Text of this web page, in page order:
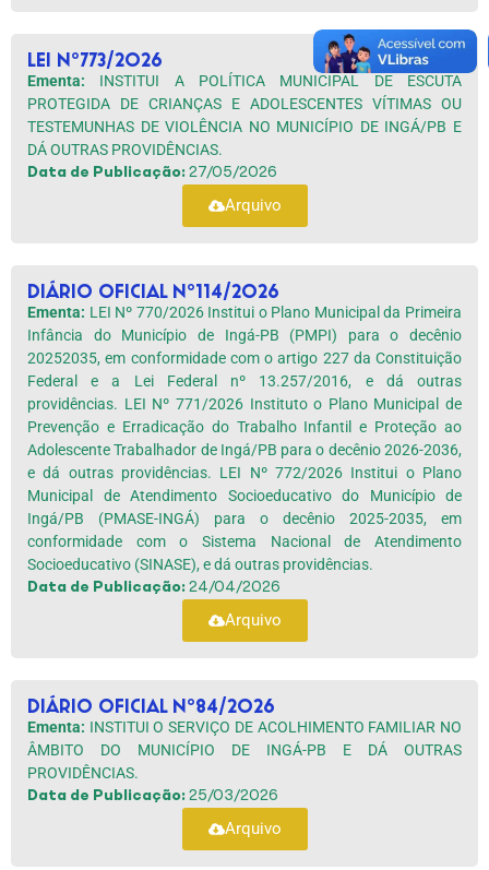
LEI Nº773/2026
Ementa: INSTITUI A POLÍTICA MUNICIPAL DE ESCUTA
PROTEGIDA DE CRIANÇAS E ADOLESCENTES VÍTIMAS OU
TESTEMUNHAS DE VIOLÊNCIA NO MUNICÍPIO DE INGÁ/PB E
DÁ OUTRAS PROVIDÊNCIAS.
Data de Publicação: 27/05/2026
Arquivo
DIÁRIO OFICIAL Nº114/2026
Ementa: LEI Nº 770/2026 Institui o Plano Municipal da Primeira
Infância do Município de Ingá-PB (PMPI) para o decênio
20252035, em conformidade com o artigo 227 da Constituição
Federal e a Lei Federal nº 13.257/2016, e dá outras
providências. LEI Nº 771/2026 Instituto o Plano Municipal de
Prevenção e Erradicação do Trabalho Infantil e Proteção ao
Adolescente Trabalhador de Ingá/PB para o decênio 2026-2036,
e dá outras providências. LEI Nº 772/2026 Institui o Plano
Municipal de Atendimento Socioeducativo do Município de
Ingá/PB (PMASE-INGÁ) para o decênio 2025-2035, em
conformidade com o Sistema Nacional de Atendimento
Socioeducativo (SINASE), e dá outras providências.
Data de Publicação: 24/04/2026
Arquivo
DIÁRIO OFICIAL Nº84/2026
Ementa: INSTITUI O SERVIÇO DE ACOLHIMENTO FAMILIAR NO
ÂMBITO DO MUNICÍPIO DE INGÁ-PB E DÁ OUTRAS
PROVIDÊNCIAS.
Data de Publicação: 25/03/2026
Arquivo